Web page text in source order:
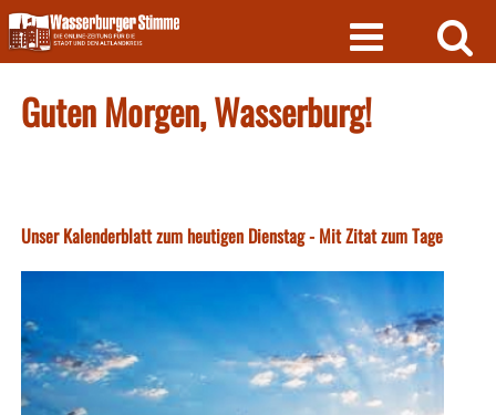
Skip
to
content
Guten Morgen, Wasserburg!
Unser Kalenderblatt zum heutigen Dienstag - Mit Zitat zum Tage